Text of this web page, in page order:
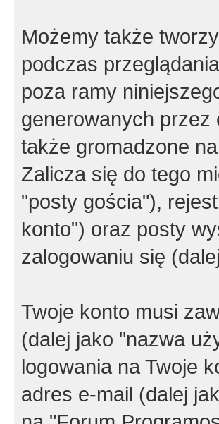
Możemy także
podczas
poza ramy
generowanych przez
także gromadzone
Zalicza się do tego
"posty gościa"),
konto") oraz posty
zalogowaniu się
Twoje konto musi
(dalej jako "nazwa
logowania na Twoje
adres e-mail (dalej